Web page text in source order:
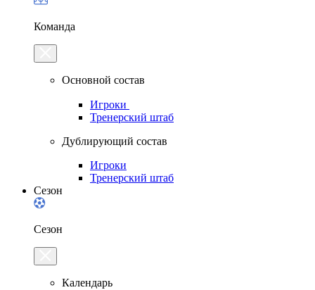
Команда
Основной состав
Игроки
Тренерский штаб
Дублирующий состав
Игроки
Тренерский штаб
Сезон
Сезон
Календарь